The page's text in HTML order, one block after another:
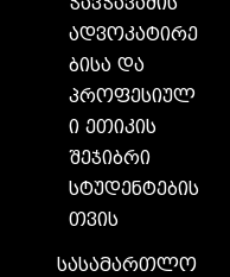
ადვოკატირე
ბისა და
პროფესიულ
ი ეთიკის
შეჯიბრი
სტუდენტების
თვის
სასამართლო